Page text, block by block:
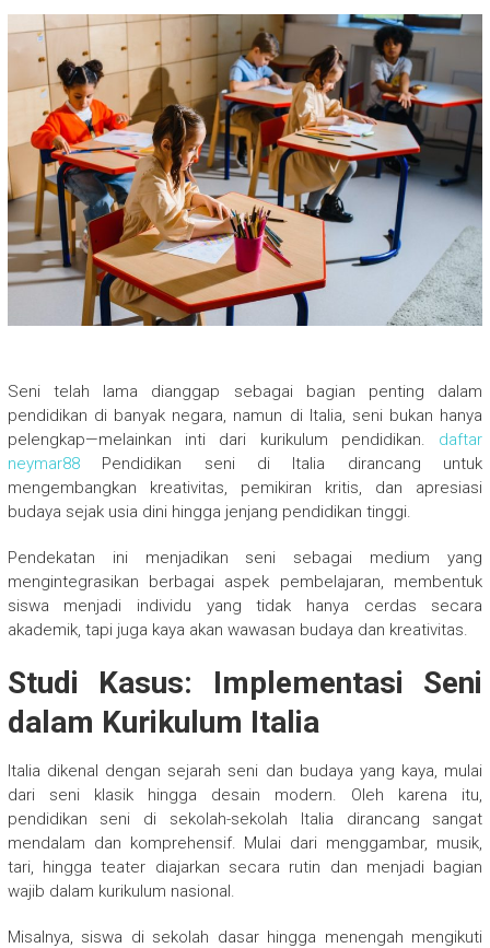
Seni telah lama dianggap sebagai bagian penting dalam
pendidikan di banyak negara, namun di Italia, seni bukan hanya
pelengkap—melainkan inti dari kurikulum pendidikan. daftar
neymar88Pendidikan seni di Italia dirancang untuk
mengembangkan kreativitas, pemikiran kritis, dan apresiasi
budaya sejak usia dini hingga jenjang pendidikan tinggi.
Pendekatan ini menjadikan seni sebagai medium yang
mengintegrasikan berbagai aspek pembelajaran, membentuk
siswa menjadi individu yang tidak hanya cerdas secara
akademik, tapi juga kaya akan wawasan budaya dan kreativitas.
Studi Kasus: Implementasi Seni
dalam Kurikulum Italia
Italia dikenal dengan sejarah seni dan budaya yang kaya, mulai
dari seni klasik hingga desain modern. Oleh karena itu,
pendidikan seni di sekolah-sekolah Italia dirancang sangat
mendalam dan komprehensif. Mulai dari menggambar, musik,
tari, hingga teater diajarkan secara rutin dan menjadi bagian
wajib dalam kurikulum nasional.
Misalnya, siswa di sekolah dasar hingga menengah mengikuti